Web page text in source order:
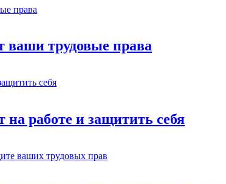
ваши трудовые права
на работе и защитить себя